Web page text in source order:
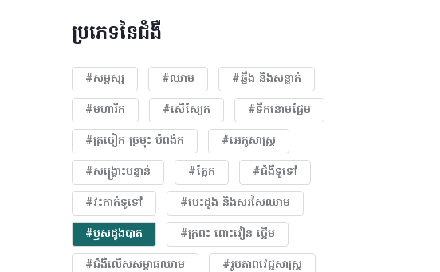
ប្រភេទនៃជំងឺ
#សម្ផស្ស #ឈាម
#ឆ្អឹង និងសន្លាក់
#មហារីក​
#សើស្បែក
#ទឹកនោមផ្អែម
#ត្រចៀក ច្រមុះ បំពង់ក
#អេកូសាស្រ្ត
#សង្គ្រោះបន្ទាន់
#ភ្នែក​
#ជំងឺទូទៅ
#វះកាត់ទូទៅ
#បេះដូង​ និងសរសៃឈាម
#ឫសដូងបាត
#ក្រពះ ពោះវៀន ថ្លើម
#ជំងឺលើសសម្ពាធឈាម
#​រូបភាពវេជ្ជសាស្រ្ត